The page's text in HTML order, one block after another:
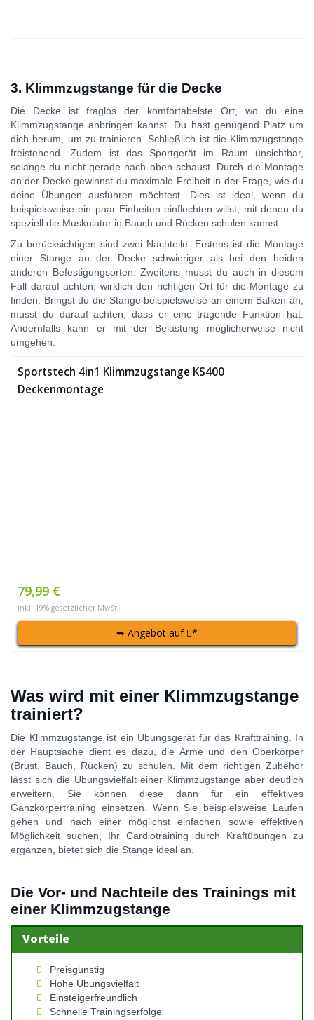
3. Klimmzugstange für die Decke
Die Decke ist fraglos der komfortabelste Ort, wo du eine
Klimmzugstange anbringen kannst. Du hast genügend Platz um
dich herum, um zu trainieren. Schließlich ist die Klimmzugstange
freistehend. Zudem ist das Sportgerät im Raum unsichtbar,
solange du nicht gerade nach oben schaust. Durch die Montage
an der Decke gewinnst du maximale Freiheit in der Frage, wie du
deine Übungen ausführen möchtest. Dies ist ideal, wenn du
beispielsweise ein paar Einheiten einflechten willst, mit denen du
speziell die Muskulatur in Bauch und Rücken schulen kannst.
Zu berücksichtigen sind zwei Nachteile. Erstens ist die Montage
einer Stange an der Decke schwieriger als bei den beiden
anderen Befestigungsorten. Zweitens musst du auch in diesem
Fall darauf achten, wirklich den richtigen Ort für die Montage zu
finden. Bringst du die Stange beispielsweise an einem Balken an,
musst du darauf achten, dass er eine tragende Funktion hat.
Andernfalls kann er mit der Belastung möglicherweise nicht
umgehen.
Sportstech 4in1 Klimmzugstange KS400
Deckenmontage
79,99 €
inkl. 19% gesetzlicher MwSt.
➥ Angebot auf *
Was wird mit einer Klimmzugstange
trainiert?
Die Klimmzugstange ist ein Übungsgerät für das Krafttraining. In
der Hauptsache dient es dazu, die Arme und den Oberkörper
(Brust, Bauch, Rücken) zu schulen. Mit dem richtigen Zubehör
lässt sich die Übungsvielfalt einer Klimmzugstange aber deutlich
erweitern. Sie können diese dann für ein effektives
Ganzkörpertraining einsetzen. Wenn Sie beispielsweise Laufen
gehen und nach einer möglichst einfachen sowie effektiven
Möglichkeit suchen, Ihr Cardiotraining durch Kraftübungen zu
ergänzen, bietet sich die Stange ideal an.
Die Vor- und Nachteile des Trainings mit
einer Klimmzugstange
Vorteile
Preisgünstig
Hohe Übungsvielfalt
Einsteigerfreundlich
Schnelle Trainingserfolge